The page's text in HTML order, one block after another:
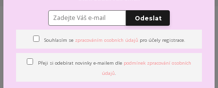
Jak nakupovat
Můj obchod je vytvořen tak, aby byla objednávka snadná
Odeslat
Souhlasím se zpracováním osobních údajů pro účely registrace.
Přeji si odebírat novinky e-mailem dle podmínek zpracování osobních
údajů.